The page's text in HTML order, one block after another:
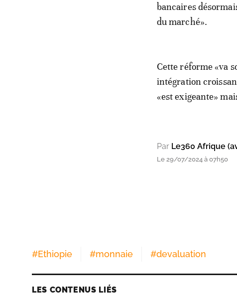
bancaires
du marché».
Cette réforme «va
intégration
«est exigeante»
Par Le360 Afrique
Le 29/07/2024 à 07h50
#Ethiopie #monnaie #devaluation
LES CONTENUS LIÉS